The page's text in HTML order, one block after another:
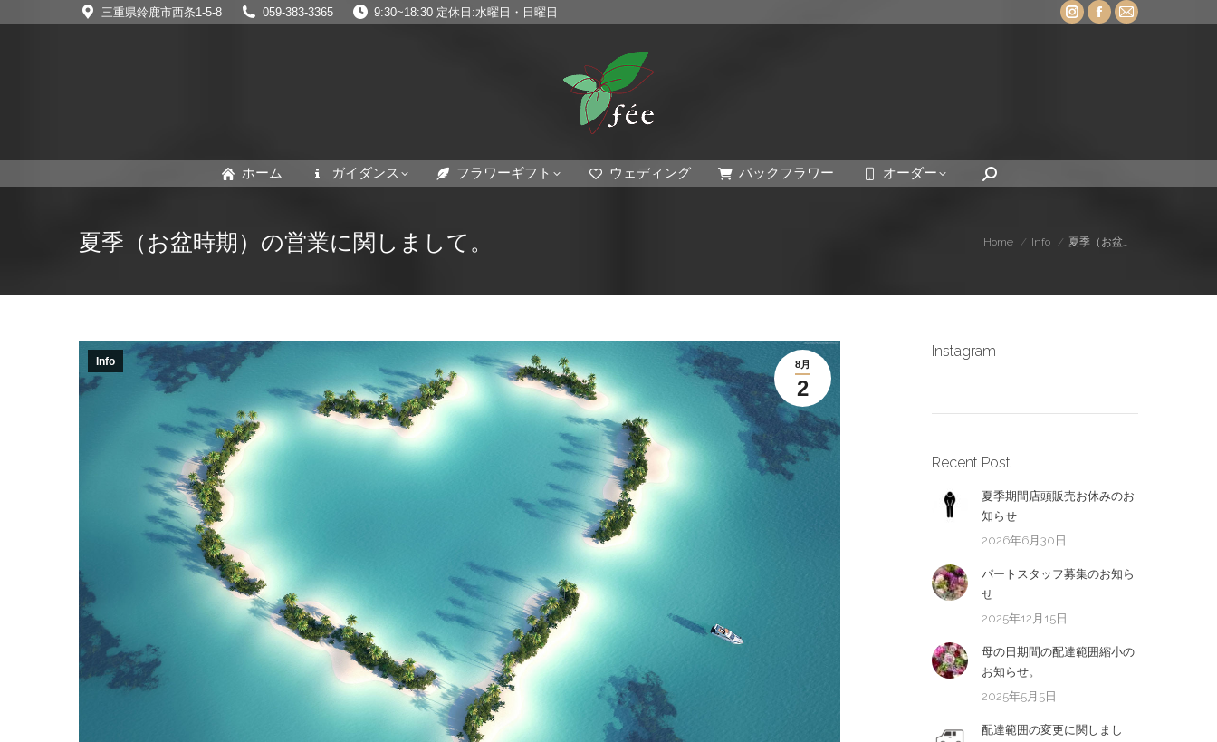
三重県鈴鹿市西条1-5-8 059-383-3365 9:30~18:30 定休日:水曜日・日曜日
Instagram
Facebook
Mail
ホーム ガイダンス フラワーギフト ウェディング パックフラワー オーダー Search:
夏季（お盆時期）の営業に関しまして。 You are here:
Home Info 夏季（お盆…
8月
2
Info
Instagram
Recent Post
夏季期間店頭販売お休みのお
知らせ
2026年6月30日
パートスタッフ募集のお知ら
せ
2025年12月15日
母の日期間の配達範囲縮小の
お知らせ。
2025年5月5日
配達範囲の変更に関しまし